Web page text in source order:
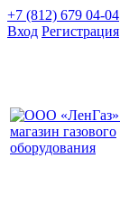
+7 (812) 679 04-04
Вход Регистрация